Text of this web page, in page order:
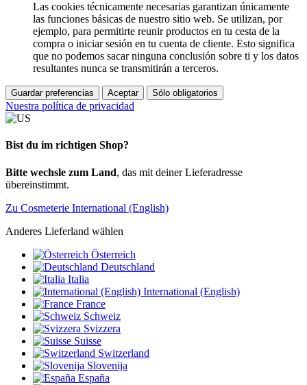
Las cookies técnicamente necesarias garantizan únicamente
las funciones básicas de nuestro sitio web. Se utilizan, por
ejemplo, para permitirte reunir productos en tu cesta de la
compra o iniciar sesión en tu cuenta de cliente. Esto significa
que no podemos sacar ninguna conclusión sobre ti y los datos
resultantes nunca se transmitirán a terceros.
Guardar preferencias Aceptar Sólo obligatorios
Nuestra política de privacidad
Bist du im richtigen Shop?
Bitte wechsle zum Land, das mit deiner Lieferadresse
übereinstimmt.
Zu Cosmeterie International (English)
Anderes Lieferland wählen
Österreich
Deutschland
Italia
International (English)
France
Schweiz
Svizzera
Suisse
Switzerland
Slovenija
España